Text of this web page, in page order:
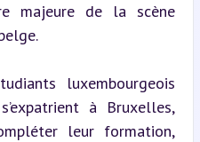
majeure de la scène
luxembourgeois
à Bruxelles,
leur formation,